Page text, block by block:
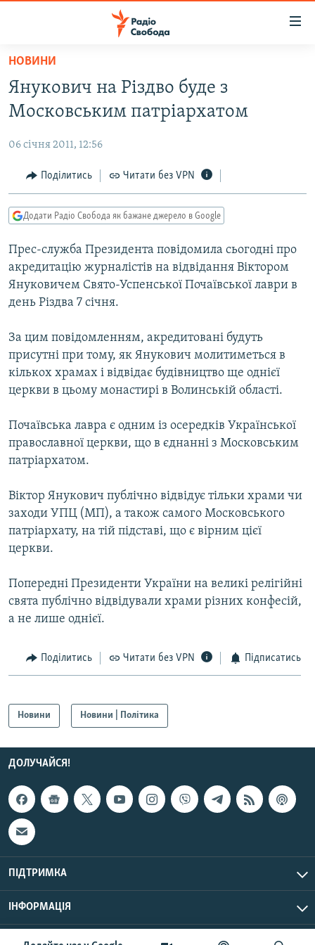
Перейти
основного
матеріалу
до
навігації
Перейти
до
ВСЕ ЗА ДОБУ
ПОЛІТИКА
ЕКОНОМІКА
КУЛЬТУРА
СПОРТ
СВІТ
ВІЙНА
РОСІЙСЬКА «ФІЛЬТРАЦІЯ»
КРИМ.РЕАЛІЇ
ТИ ЯК?
СХЕМИ
КИТАЙ.ВИКЛИКИ
ФОТО
СПЕЦПРОЄКТИ
КРИМ РЕАЛІЇ
РУС
КТАТ
ДОЛУЧАЙСЯ!
НОВИНИ
Янукович на Різдво буде з
Московським патріархатом
06 січня 2011, 12:56
Поділитись Читати без VPN
Додати Радіо Свобода як бажане джерело в Google
Прес-служба Президента повідомила сьогодні про
акредитацію журналістів на відвідання Віктором
Януковичем Свято-Успенської Почаївської лаври в
день Різдва 7 січня.
За цим повідомленням, акредитовані будуть
присутні при тому, як Янукович молитиметься в
кількох храмах і відвідає будівництво ще однієї
церкви в цьому монастирі в Волинській області.
Почаївська лавра є одним із осередків Української
православної церкви, що в єднанні з Московським
патріархатом.
Віктор Янукович публічно відвідує тільки храми чи
заходи УПЦ (МП), а також самого Московського
патріархату, на тій підставі, що є вірним цієї
церкви.
Попередні Президенти України на великі релігійні
свята публічно відвідували храми різних конфесій,
а не лише однієї.
Поділитись Читати без VPN Підписатись
Новини Новини | Політика
ДОЛУЧАЙСЯ!
ПІДТРИМКА
ІНФОРМАЦІЯ